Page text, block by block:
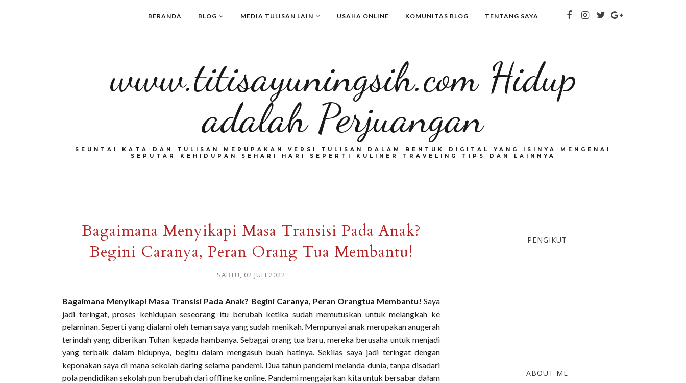
BERANDA BLOG MEDIA TULISAN LAIN USAHA ONLINE KOMUNITAS BLOG TENTANG SAYA
www.titisayuningsih.com Hidup
adalah Perjuangan
SEUNTAI KATA DAN TULISAN MERUPAKAN VERSI TULISAN DALAM BENTUK DIGITAL YANG ISINYA MENGENAI
SEPUTAR KEHIDUPAN SEHARI HARI SEPERTI KULINER TRAVELING TIPS DAN LAINNYA
Bagaimana Menyikapi Masa Transisi Pada Anak?
Begini Caranya, Peran Orang Tua Membantu!
SABTU, 02 JULI 2022
Bagaimana Menyikapi Masa Transisi Pada Anak? Begini Caranya, Peran Orangtua Membantu! Saya
jadi teringat, proses kehidupan seseorang itu berubah ketika sudah memutuskan untuk melangkah ke
pelaminan. Seperti yang dialami oleh teman saya yang sudah menikah. Mempunyai anak merupakan anugerah
terindah yang diberikan Tuhan kepada hambanya. Sebagai orang tua baru, mereka berusaha untuk menjadi
yang terbaik dalam hidupnya, begitu dalam mengasuh buah hatinya. Sekilas saya jadi teringat dengan
keponakan saya di mana sekolah daring selama pandemi. Dua tahun pandemi melanda dunia, tanpa disadari
pola pendidikan sekolah pun berubah dari offline ke online. Pandemi mengajarkan kita untuk bersabar dałam
PENGIKUT
ABOUT ME